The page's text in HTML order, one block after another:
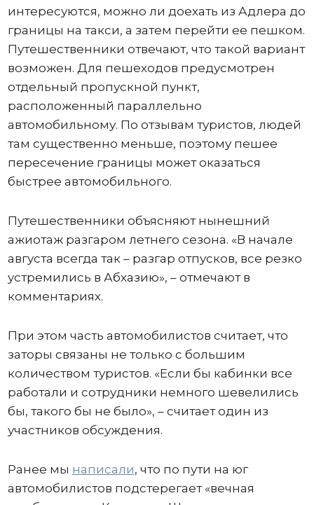
интересуются, можно ли доехать из Адлера до
границы на такси, а затем перейти ее пешком.
Путешественники отвечают, что такой вариант
возможен. Для пешеходов предусмотрен
отдельный пропускной пункт,
расположенный параллельно
автомобильному. По отзывам туристов, людей
там существенно меньше, поэтому пешее
пересечение границы может оказаться
быстрее автомобильного.
Путешественники объясняют нынешний
ажиотаж разгаром летнего сезона. «В начале
августа всегда так – разгар отпусков, все резко
устремились в Абхазию», – отмечают в
комментариях.
При этом часть автомобилистов считает, что
заторы связаны не только с большим
количеством туристов. «Если бы кабинки все
работали и сотрудники немного шевелились
бы, такого бы не было», – считает один из
участников обсуждения.
Ранее мы написали, что по пути на юг
автомобилистов подстерегает «вечная